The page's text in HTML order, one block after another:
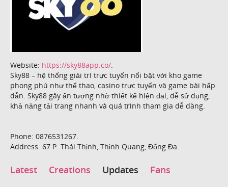
Website: https://sky88app.co/.
Sky88 – hệ thống giải trí trực tuyến nổi bật với kho game
phong phú như thể thao, casino trực tuyến và game bài hấp
dẫn. Sky88 gây ấn tượng nhờ thiết kế hiện đại, dễ sử dụng,
khả năng tải trang nhanh và quá trình tham gia dễ dàng.
Phone: 0876531267.
Address: 67 P. Thái Thịnh, Thịnh Quang, Đống Đa.
Latest Creations Updates Fans